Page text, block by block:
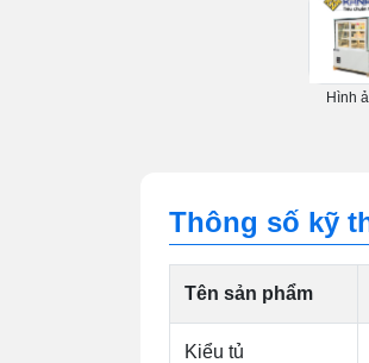
Hình
Thông số kỹ
Tên sản phẩm
Kiểu tủ